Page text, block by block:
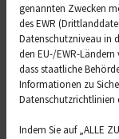
Fieber
Eine der
nächsten Tag
genannten Zwecken
des EWR
Datenschutzniveau in
den EU-/EWR-
dass staatliche
Informationen zu
Datenschutzrichtlinien
Indem Sie auf „ALLE